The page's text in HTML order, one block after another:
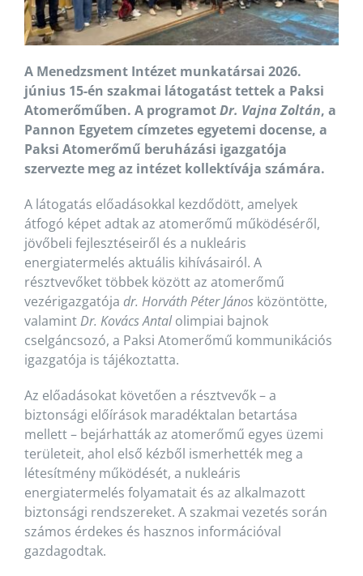
A Menedzsment Intézet munkatársai 2026.
június 15-én szakmai látogatást tettek a Paksi
Atomerőműben. A programotDr. Vajna Zoltán, a
Pannon Egyetem címzetes egyetemi docense, a
Paksi Atomerőmű beruházási igazgatója
szervezte meg az intézet kollektívája számára.
A látogatás előadásokkal kezdődött, amelyek
átfogó képet adtak az atomerőmű működéséről,
jövőbeli fejlesztéseiről és a nukleáris
energiatermelés aktuális kihívásairól. A
résztvevőket többek között az atomerőmű
vezérigazgatója dr. Horváth Péter Jánosközöntötte,
valamintDr. Kovács Antalolimpiai bajnok
cselgáncsozó, a Paksi Atomerőmű kommunikációs
igazgatója is tájékoztatta.
Az előadásokat követően a résztvevők – a
biztonsági előírások maradéktalan betartása
mellett – bejárhatták az atomerőmű egyes üzemi
területeit, ahol első kézből ismerhették meg a
létesítmény működését, a nukleáris
energiatermelés folyamatait és az alkalmazott
biztonsági rendszereket. A szakmai vezetés során
számos érdekes és hasznos információval
gazdagodtak.